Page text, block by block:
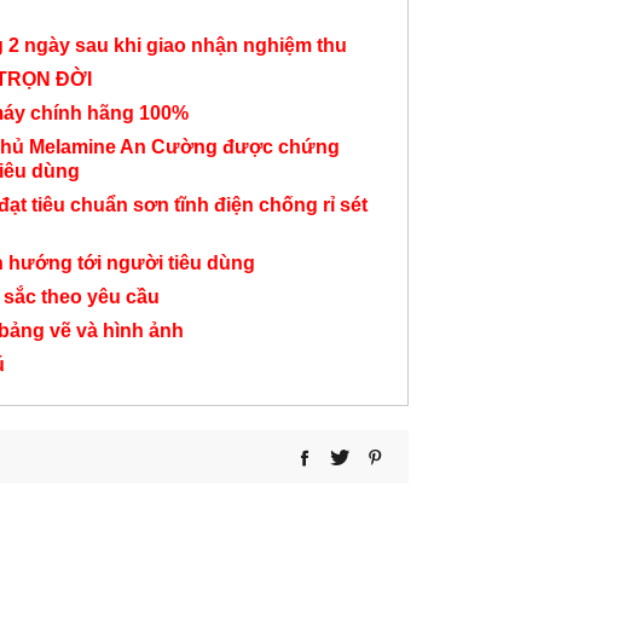
trắng
đ
Dãy tủ hồ sơ kết hợp
8,800,000 đ
Tủ hộc hồ sơ thấp
2 ngày sau khi giao nhận nghiệm thu
ĐỜI
chính hãng 100%
Melamine An Cường được chứng
dùng
tiêu chuẩn sơn tĩnh điện chống rỉ sét
hướng tới người tiêu dùng
theo yêu cầu
vẽ và hình ảnh